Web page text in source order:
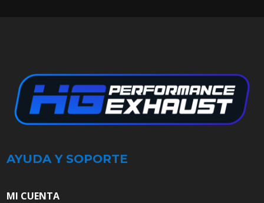
AYUDA Y SOPORTE
MI CUENTA